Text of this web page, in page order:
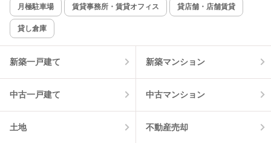
新着のみ インターネット無料
該当件数:
10
月極駐車場 賃貸事務所・賃貸オフィス 貸店舗・店舗賃貸
貸し倉庫
新築一戸建て 新築マンション
中古一戸建て 中古マンション
土地 不動産売却